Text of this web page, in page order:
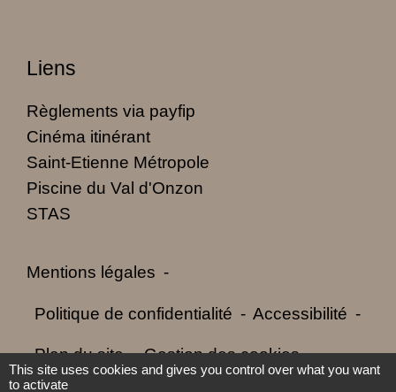
Liens
Règlements via payfip
Cinéma itinérant
Saint-Etienne Métropole
Piscine du Val d'Onzon
STAS
Mentions légales -
Politique de confidentialité - Accessibilité -
Plan du site - Gestion des cookies
This site uses cookies and gives you control over what you want
to activate